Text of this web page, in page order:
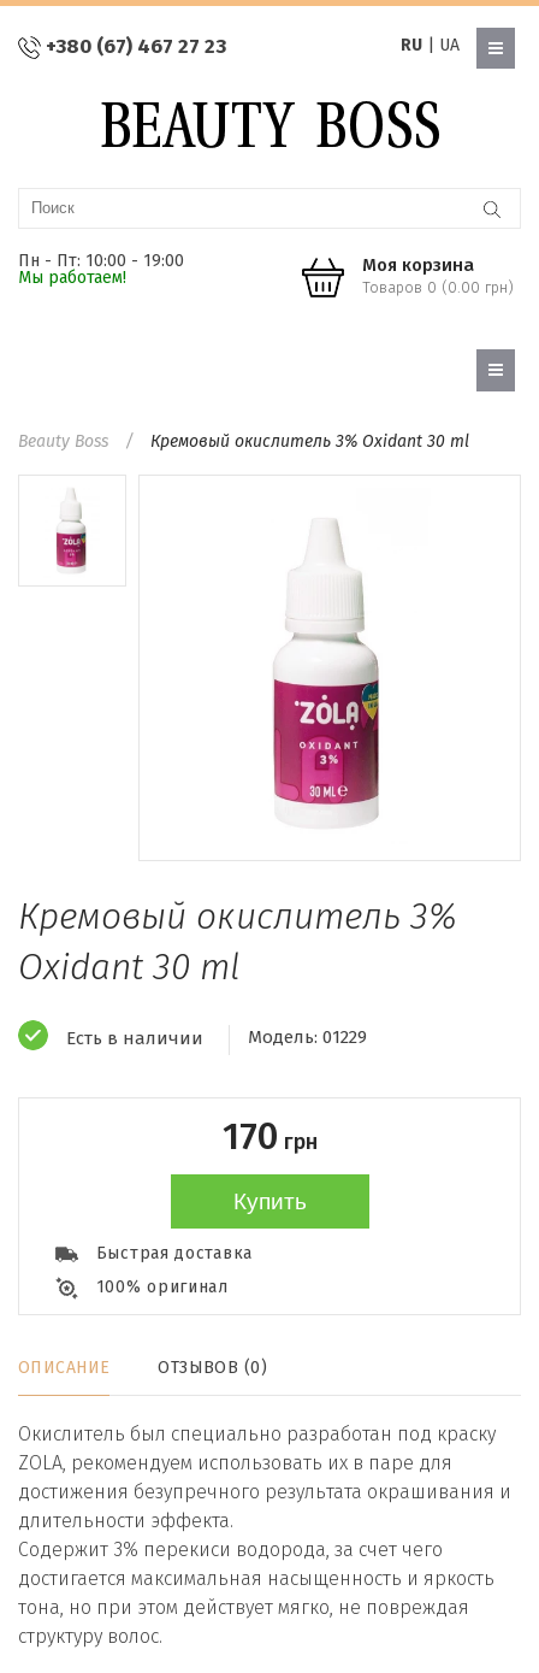
+380 (67) 467 27 23 RU| UA
Пн - Пт: 10:00 - 19:00
Мы работаем!
Моя корзина
Товаров 0 (0.00 грн)
Beauty Boss Кремовый окислитель 3% Oxidant 30 ml
Кремовый окислитель 3%
Oxidant 30 ml
Есть в наличии Модель: 01229
170 грн
Купить
Быстрая доставка
100% оригинал
ОПИСАНИЕ ОТЗЫВОВ (0)
Окислитель был специально разработан под краску
ZOLA, рекомендуем использовать их в паре для
достижения безупречного результата окрашивания и
длительности эффекта.
Содержит 3% перекиси водорода, за счет чего
достигается максимальная насыщенность и яркость
тона, но при этом действует мягко, не повреждая
структуру волос.